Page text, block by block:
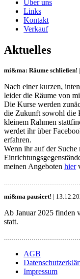
Über uns
Links
Kontakt
Verkauf
Aktuelles
mi&ma: Räume schließen!
Nach einer kurzen,
leider die Räume von
Die Kurse werden
die Zukunft sowohl die
kleinem Rahmen
werdet ihr über
erfahren.
Wenn ihr auf der
meinen Angeboten hier
mi&ma pausiert! |
Ab Januar 2025 finden
statt.
AGB
Impressum